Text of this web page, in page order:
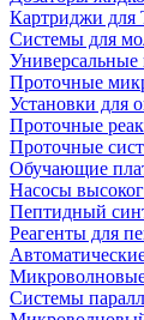
Картриджи
Системы для
Проточные
Установки для
Проточные
Проточные
Обучающие
Насосы
Пептидный
Реагенты для
Системы